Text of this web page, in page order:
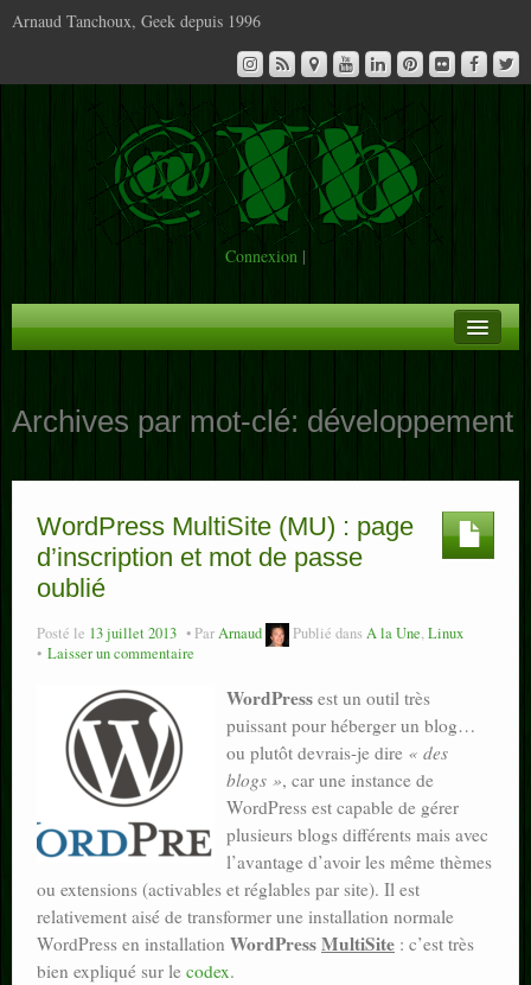
Arnaud Tanchoux, Geek depuis 1996
Connexion |
Infos
Contact
Archives par mot-clé: développement
WordPress MultiSite (MU) : page
d’inscription et mot de passe
oublié
Posté le 13 juillet 2013 ParArnaud Publié dansA la Une,Linux
Laisser un commentaire
WordPress est un outil très
puissant pour héberger un blog…
ou plutôt devrais-je dire « des
blogs », car une instance de
WordPress est capable de gérer
plusieurs blogs différents mais avec
l’avantage d’avoir les même thèmes
ou extensions (activables et réglables par site). Il est
relativement aisé de transformer une installation normale
WordPress en installation WordPressMultiSite : c’est très
bien expliqué sur le codex.